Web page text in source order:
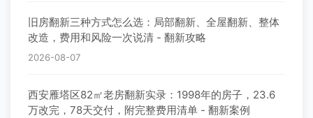
旧房翻新三种方式怎么选：局部翻新、全屋翻新、整体
改造，费用和风险一次说清 - 翻新攻略
2026-08-07
西安雁塔区82㎡老房翻新实录：1998年的房子，23.6
万改完，78天交付，附完整费用清单 - 翻新案例